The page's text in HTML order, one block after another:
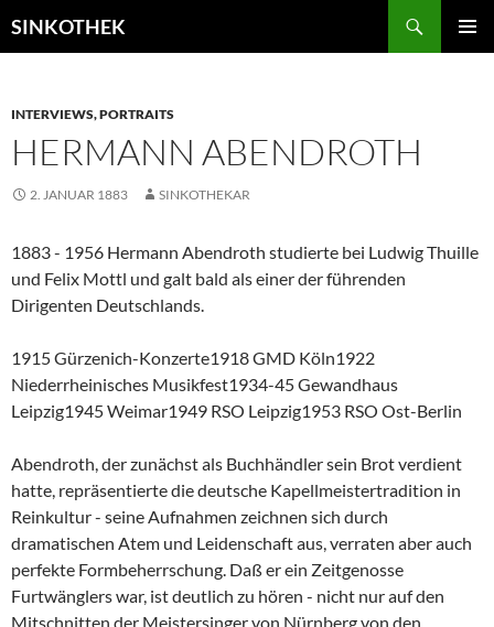
Inhalt
SINKOTHEK
INTERVIEWS, PORTRAITS
HERMANN ABENDROTH
2. JANUAR 1883 SINKOTHEKAR
1883 - 1956 Hermann Abendroth studierte bei Ludwig Thuille
und Felix Mottl und galt bald als einer der führenden
Dirigenten Deutschlands.
1915 Gürzenich-Konzerte1918 GMD Köln1922
Niederrheinisches Musikfest1934-45 Gewandhaus
Leipzig1945 Weimar1949 RSO Leipzig1953 RSO Ost-Berlin
Abendroth, der zunächst als Buchhändler sein Brot verdient
hatte, repräsentierte die deutsche Kapellmeistertradition in
Reinkultur - seine Aufnahmen zeichnen sich durch
dramatischen Atem und Leidenschaft aus, verraten aber auch
perfekte Formbeherrschung. Daß er ein Zeitgenosse
Furtwänglers war, ist deutlich zu hören - nicht nur auf den
Mitschnitten der Meistersinger von Nürnberg von den